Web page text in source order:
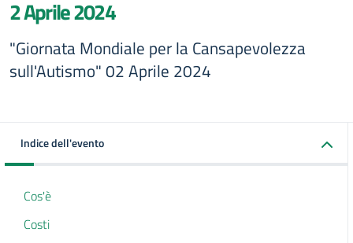
2 Aprile 2024
"Giornata Mondiale per la Cansapevolezza
sull'Autismo" 02 Aprile 2024
Indice dell'evento
Cos'è
Costi